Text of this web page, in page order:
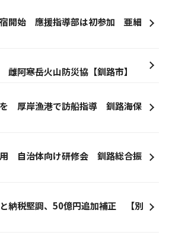
宿開始 應援指導部は初参加 亜細
阿寒岳火山防災協【釧路市】
を 厚岸漁港で訪船指導 釧路海保
用 自治体向け研修会 釧路総合振
納税堅調、50億円追加補正 【別